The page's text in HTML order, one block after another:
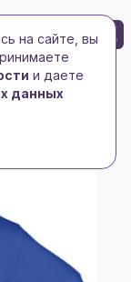
0
поло/
синяя (royal)
на сайте, вы
и даете
данных